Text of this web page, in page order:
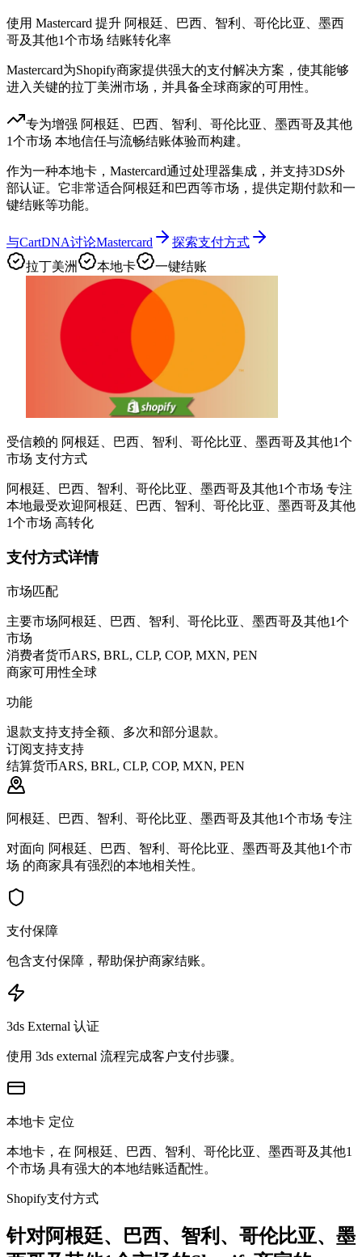
使用 Mastercard 提升 阿根廷、巴西、智利、哥伦比亚、墨西
哥及其他1个市场 结账转化率
Mastercard为Shopify商家提供强大的支付解决方案，使其能够
进入关键的拉丁美洲市场，并具备全球商家的可用性。
专为增强 阿根廷、巴西、智利、哥伦比亚、墨西哥及其他
1个市场 本地信任与流畅结账体验而构建。
作为一种本地卡，Mastercard通过处理器集成，并支持3DS外
部认证。它非常适合阿根廷和巴西等市场，提供定期付款和一
键结账等功能。
与CartDNA讨论Mastercard
探索支付方式
拉丁美洲
本地卡 一键结账
受信赖的 阿根廷、巴西、智利、哥伦比亚、墨西哥及其他1个
市场 支付方式
阿根廷、巴西、智利、哥伦比亚、墨西哥及其他1个市场 专注
本地最受欢迎 阿根廷、巴西、智利、哥伦比亚、墨西哥及其他
1个市场 高转化
支付方式详情
市场匹配
主要市场阿根廷、巴西、智利、哥伦比亚、墨西哥及其他1个
市场
消费者货币ARS, BRL, CLP, COP, MXN, PEN
商家可用性全球
功能
退款支持支持全额、多次和部分退款。
订阅支持支持
结算货币ARS, BRL, CLP, COP, MXN, PEN
阿根廷、巴西、智利、哥伦比亚、墨西哥及其他1个市场 专注
对面向 阿根廷、巴西、智利、哥伦比亚、墨西哥及其他1个市
场 的商家具有强烈的本地相关性。
支付保障
包含支付保障，帮助保护商家结账。
3ds External 认证
使用 3ds external 流程完成客户支付步骤。
本地卡 定位
本地卡，在 阿根廷、巴西、智利、哥伦比亚、墨西哥及其他1
个市场 具有强大的本地结账适配性。
Shopify支付方式
针对阿根廷、巴西、智利、哥伦比亚、墨